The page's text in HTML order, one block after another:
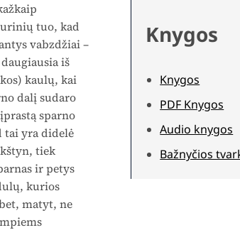
tuo, kad
vabzdžiai –
iš
kaulų, kai
dalį sudaro
sparno
tai yra didelė
tiek
ir petys
kurios
matyt, ne
Knygos
Knygos
PDF Knygos
Audio knygos
Bažnyčios